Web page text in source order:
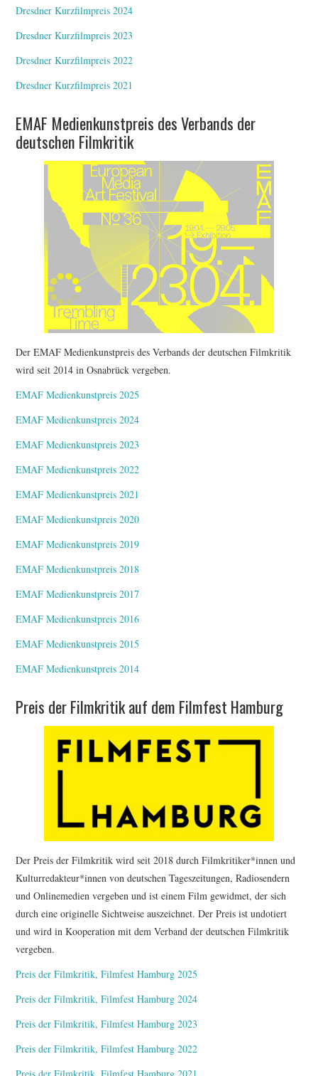
Dresdner Kurzfilmpreis 2024
Dresdner Kurzfilmpreis 2023
Dresdner Kurzfilmpreis 2022
Dresdner Kurzfilmpreis 2021
EMAF Medienkunstpreis des Verbands der
deutschen Filmkritik
Der EMAF Medienkunstpreis des Verbands der deutschen Filmkritik
wird seit 2014 in Osnabrück vergeben.
EMAF Medienkunstpreis 2025
EMAF Medienkunstpreis 2024
EMAF Medienkunstpreis 2023
EMAF Medienkunstpreis 2022
EMAF Medienkunstpreis 2021
EMAF Medienkunstpreis 2020
EMAF Medienkunstpreis 2019
EMAF Medienkunstpreis 2018
EMAF Medienkunstpreis 2017
EMAF Medienkunstpreis 2016
EMAF Medienkunstpreis 2015
EMAF Medienkunstpreis 2014
Preis der Filmkritik auf dem Filmfest Hamburg
Der Preis der Filmkritik wird seit 2018 durch Filmkritiker*innen und
Kulturredakteur*innen von deutschen Tageszeitungen, Radiosendern
und Onlinemedien vergeben und ist einem Film gewidmet, der sich
durch eine originelle Sichtweise auszeichnet. Der Preis ist undotiert
und wird in Kooperation mit dem Verband der deutschen Filmkritik
vergeben.
Preis der Filmkritik, Filmfest Hamburg 2025
Preis der Filmkritik, Filmfest Hamburg 2024
Preis der Filmkritik, Filmfest Hamburg 2023
Preis der Filmkritik, Filmfest Hamburg 2022